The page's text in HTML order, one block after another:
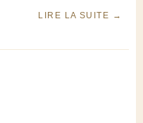
LIRE LA SUITE →